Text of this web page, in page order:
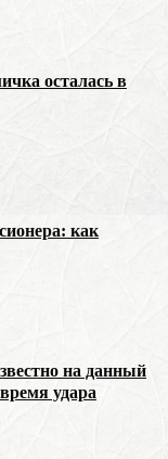
осталась в
как
на данный
удара